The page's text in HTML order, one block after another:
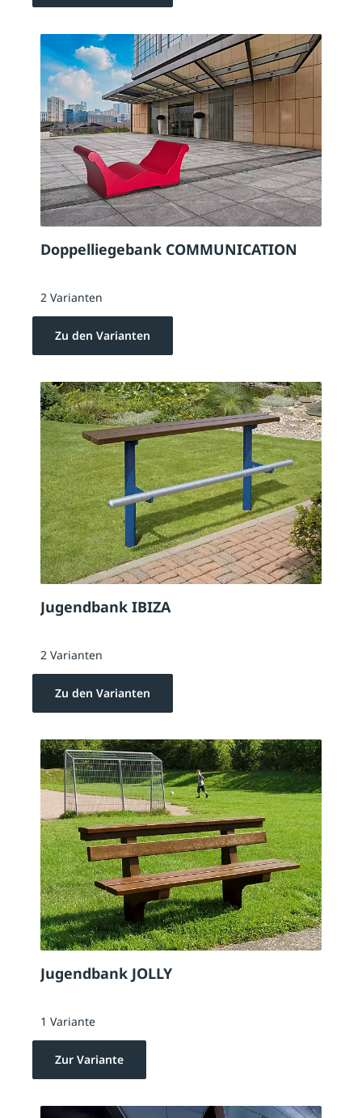
Doppelliegebank COMMUNICATION
2 Varianten
Zu den Varianten
Jugendbank IBIZA
2 Varianten
Zu den Varianten
Jugendbank JOLLY
1 Variante
Zur Variante